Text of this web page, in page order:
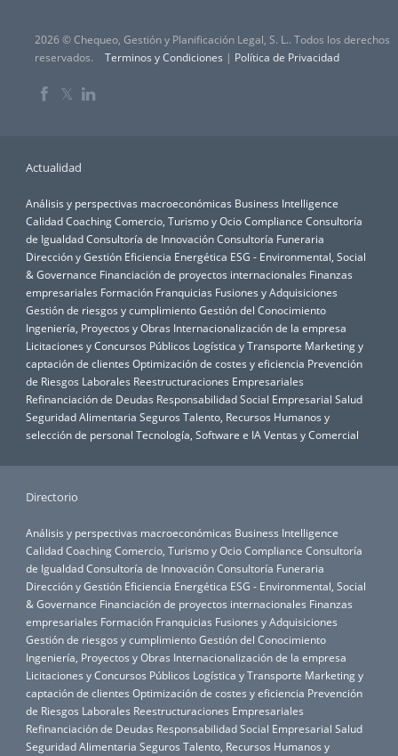
2026 © Chequeo, Gestión y Planificación Legal, S. L.. Todos los derechos
reservados.
Terminos y Condiciones | Política de Privacidad
𝕏
Actualidad
Análisis y perspectivas macroeconómicas Business Intelligence
CalidadCoachingComercio, Turismo y OcioCompliance Consultoría
de IgualdadConsultoría de InnovaciónConsultoría Funeraria
Dirección y Gestión Eficiencia Energética ESG - Environmental, Social
& Governance Financiación de proyectos internacionales Finanzas
empresariales Formación Franquicias Fusiones y Adquisiciones
Gestión de riesgos y cumplimientoGestión del Conocimiento
Ingeniería, Proyectos y Obras Internacionalización de la empresa
Licitaciones y Concursos Públicos Logística y Transporte Marketing y
captación de clientes Optimización de costes y eficiencia Prevención
de Riesgos Laborales Reestructuraciones Empresariales
Refinanciación de Deudas Responsabilidad Social Empresarial Salud
Seguridad Alimentaria Seguros Talento, Recursos Humanos y
selección de personal Tecnología, Software e IAVentas y Comercial
Directorio
Análisis y perspectivas macroeconómicas Business Intelligence
CalidadCoachingComercio, Turismo y OcioCompliance Consultoría
de IgualdadConsultoría de InnovaciónConsultoría Funeraria
Dirección y Gestión Eficiencia Energética ESG - Environmental, Social
& Governance Financiación de proyectos internacionales Finanzas
empresariales Formación Franquicias Fusiones y Adquisiciones
Gestión de riesgos y cumplimientoGestión del Conocimiento
Ingeniería, Proyectos y Obras Internacionalización de la empresa
Licitaciones y Concursos Públicos Logística y Transporte Marketing y
captación de clientes Optimización de costes y eficiencia Prevención
de Riesgos Laborales Reestructuraciones Empresariales
Refinanciación de Deudas Responsabilidad Social Empresarial Salud
Seguridad Alimentaria Seguros Talento, Recursos Humanos y